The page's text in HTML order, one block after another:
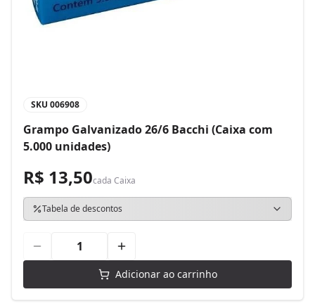
SKU 006908
Grampo Galvanizado 26/6 Bacchi (Caixa com
5.000 unidades)
R$ 13,50cada Caixa
Tabela de descontos
Adicionar ao carrinho